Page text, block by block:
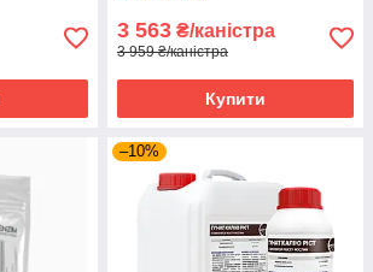
3 563 ₴/каністра
3 959 ₴/каністра
Купити
–10%